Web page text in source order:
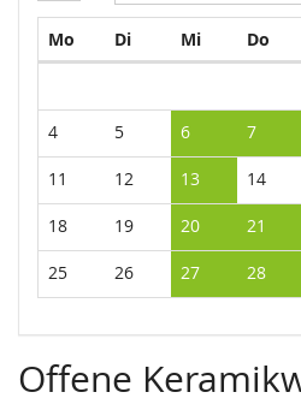
Mo Montag
DiDienstag
MiMittwoch
Do
4 5 6 7
11 12 13 14
18 19 20 21
25 26 27 28
Offene